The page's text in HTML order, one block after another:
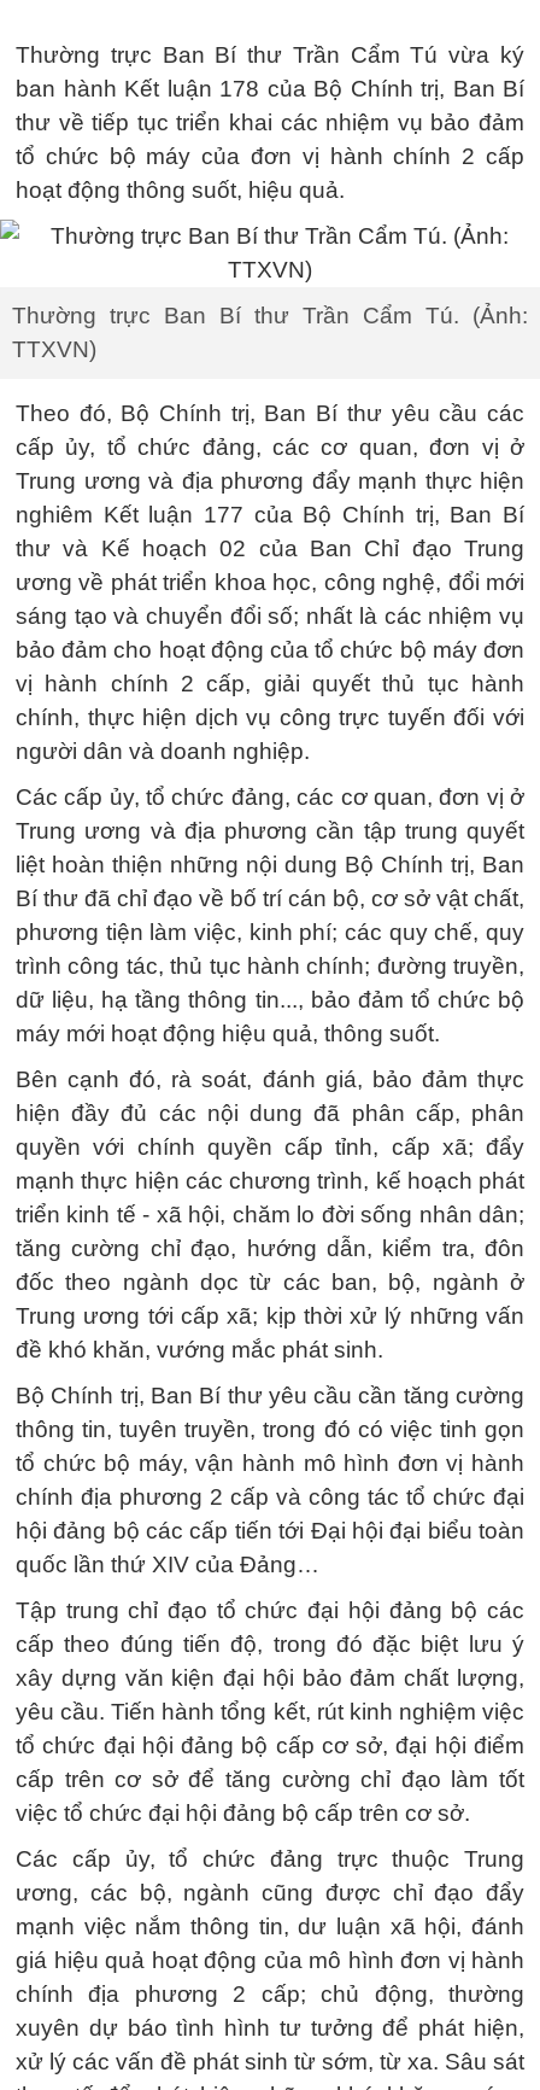
Thường trực Ban Bí thư Trần Cẩm Tú vừa ký
ban hành Kết luận 178 của Bộ Chính trị, Ban Bí
thư về tiếp tục triển khai các nhiệm vụ bảo đảm
tổ chức bộ máy của đơn vị hành chính 2 cấp
hoạt động thông suốt, hiệu quả.
Thường trực Ban Bí thư Trần Cẩm Tú. (Ảnh:
TTXVN)
Theo đó, Bộ Chính trị, Ban Bí thư yêu cầu các
cấp ủy, tổ chức đảng, các cơ quan, đơn vị ở
Trung ương và địa phương đẩy mạnh thực hiện
nghiêm Kết luận 177 của Bộ Chính trị, Ban Bí
thư và Kế hoạch 02 của Ban Chỉ đạo Trung
ương về phát triển khoa học, công nghệ, đổi mới
sáng tạo và chuyển đổi số; nhất là các nhiệm vụ
bảo đảm cho hoạt động của tổ chức bộ máy đơn
vị hành chính 2 cấp, giải quyết thủ tục hành
chính, thực hiện dịch vụ công trực tuyến đối với
người dân và doanh nghiệp.
Các cấp ủy, tổ chức đảng, các cơ quan, đơn vị ở
Trung ương và địa phương cần tập trung quyết
liệt hoàn thiện những nội dung Bộ Chính trị, Ban
Bí thư đã chỉ đạo về bố trí cán bộ, cơ sở vật chất,
phương tiện làm việc, kinh phí; các quy chế, quy
trình công tác, thủ tục hành chính; đường truyền,
dữ liệu, hạ tầng thông tin..., bảo đảm tổ chức bộ
máy mới hoạt động hiệu quả, thông suốt.
Bên cạnh đó, rà soát, đánh giá, bảo đảm thực
hiện đầy đủ các nội dung đã phân cấp, phân
quyền với chính quyền cấp tỉnh, cấp xã; đẩy
mạnh thực hiện các chương trình, kế hoạch phát
triển kinh tế - xã hội, chăm lo đời sống nhân dân;
tăng cường chỉ đạo, hướng dẫn, kiểm tra, đôn
đốc theo ngành dọc từ các ban, bộ, ngành ở
Trung ương tới cấp xã; kịp thời xử lý những vấn
đề khó khăn, vướng mắc phát sinh.
Bộ Chính trị, Ban Bí thư yêu cầu cần tăng cường
thông tin, tuyên truyền, trong đó có việc tinh gọn
tổ chức bộ máy, vận hành mô hình đơn vị hành
chính địa phương 2 cấp và công tác tổ chức đại
hội đảng bộ các cấp tiến tới Đại hội đại biểu toàn
quốc lần thứ XIV của Đảng…
Tập trung chỉ đạo tổ chức đại hội đảng bộ các
cấp theo đúng tiến độ, trong đó đặc biệt lưu ý
xây dựng văn kiện đại hội bảo đảm chất lượng,
yêu cầu. Tiến hành tổng kết, rút kinh nghiệm việc
tổ chức đại hội đảng bộ cấp cơ sở, đại hội điểm
cấp trên cơ sở để tăng cường chỉ đạo làm tốt
việc tổ chức đại hội đảng bộ cấp trên cơ sở.
Các cấp ủy, tổ chức đảng trực thuộc Trung
ương, các bộ, ngành cũng được chỉ đạo đẩy
mạnh việc nắm thông tin, dư luận xã hội, đánh
giá hiệu quả hoạt động của mô hình đơn vị hành
chính địa phương 2 cấp; chủ động, thường
xuyên dự báo tình hình tư tưởng để phát hiện,
xử lý các vấn đề phát sinh từ sớm, từ xa. Sâu sát